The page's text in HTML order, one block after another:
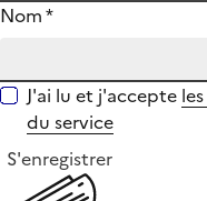
Nom*
J'ai lu et j'accepte
du service
S'enregistrer